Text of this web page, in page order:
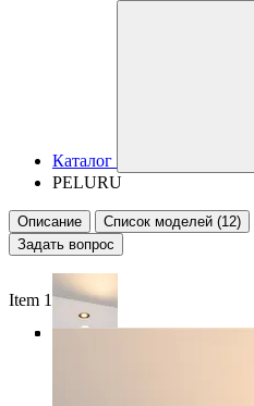
Каталог
PELURU
Описание
Список моделей (12)
Задать вопрос
Item 1 of 4